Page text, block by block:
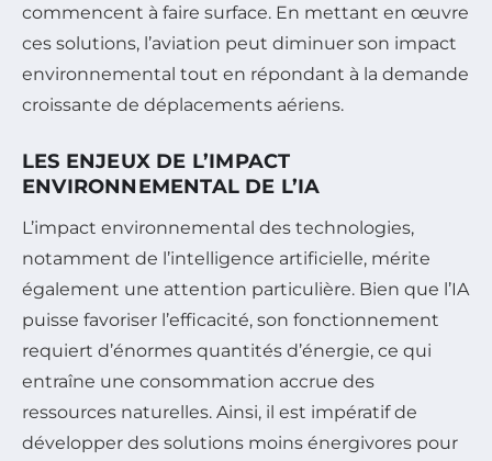
commencent à faire surface. En mettant en œuvre
ces solutions, l’aviation peut diminuer son impact
environnemental tout en répondant à la demande
croissante de déplacements aériens.
LES ENJEUX DE L’IMPACT
ENVIRONNEMENTAL DE L’IA
L’impact environnemental des technologies,
notamment de l’intelligence artificielle, mérite
également une attention particulière. Bien que l’IA
puisse favoriser l’efficacité, son fonctionnement
requiert d’énormes quantités d’énergie, ce qui
entraîne une consommation accrue des
ressources naturelles. Ainsi, il est impératif de
développer des solutions moins énergivores pour